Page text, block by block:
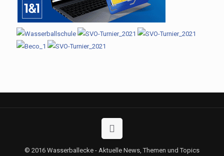
© 2016 Wasserballecke - Aktuelle News, Themen und Topics